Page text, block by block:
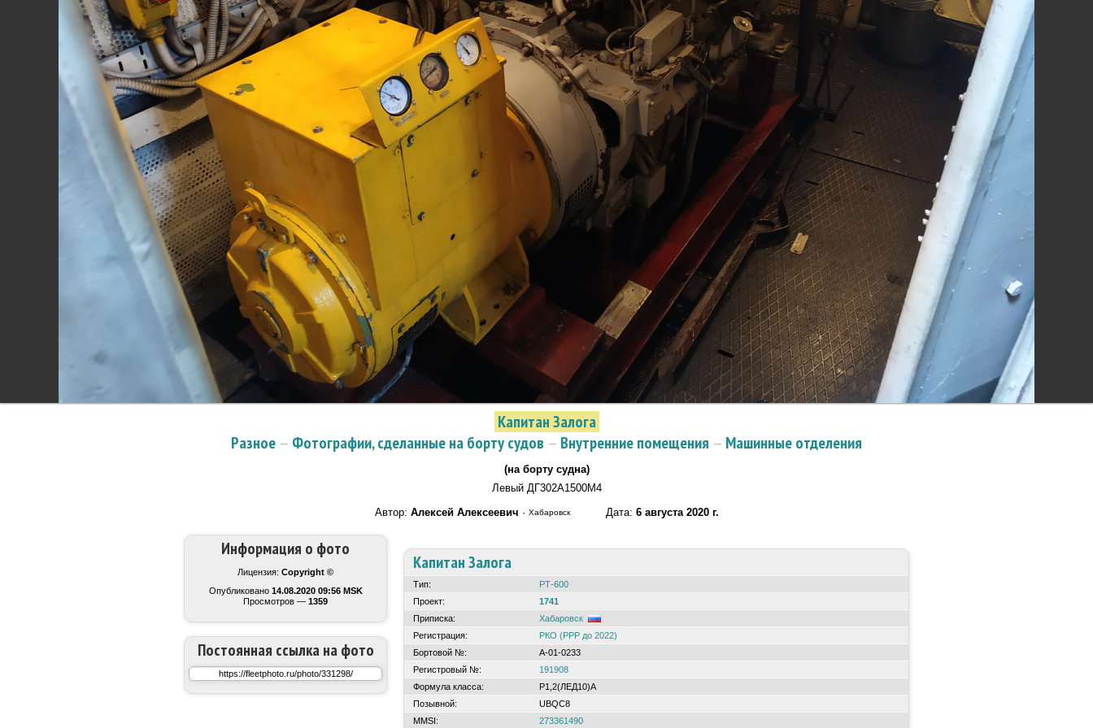
Капитан Залога
Разное — Фотографии, сделанные на борту судов — Внутренние помещения — Машинные отделения
(на борту судна)
Левый ДГ302А1500М4
Автор: Алексей Алексеевич · ХабаровскДата: 6 августа 2020 г.
Информация о фото
Лицензия: Copyright ©
Опубликовано 14.08.2020 09:56 MSK
Просмотров — 1359
Постоянная ссылка на фото
Капитан Залога
Тип:
РТ-600
Проект:
1741
Приписка:
Хабаровск
Регистрация:
РКО (РРР до 2022)
Бортовой №:
А-01-0233
Регистровый №:
191908
Формула класса:
Р1,2(ЛЕД10)А
Позывной:
UBQC8
MMSI:
273361490